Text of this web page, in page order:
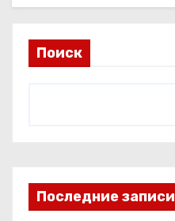
Поиск
Последние записи